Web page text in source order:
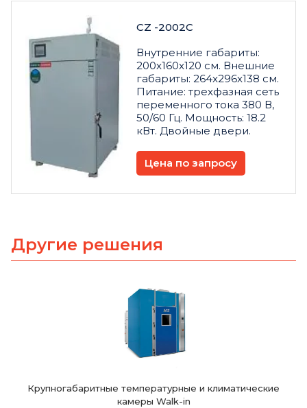
CZ -2002C
Внутренние габариты:
200x160x120 см. Внешние
габариты: 264x296x138 см.
Питание: трехфазная сеть
переменного тока 380 В,
50/60 Гц. Мощность: 18.2
кВт. Двойные двери.
Цена по запросу
Другие решения
Крупногабаритные температурные и климатические
камеры Walk-in